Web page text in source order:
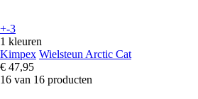
+-3
1 kleuren
Kimpex Wielsteun Arctic Cat
€ 47,95
16 van 16 producten